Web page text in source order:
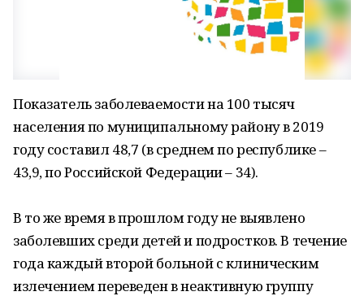
Показатель заболеваемости на 100 тысяч
населения по муниципальному району в 2019
году составил 48,7 (в среднем по республике –
43,9, по Российской Федерации – 34).
В то же время в прошлом году не выявлено
заболевших среди детей и подростков. В течение
года каждый второй больной с клиническим
излечением переведен в неактивную группу